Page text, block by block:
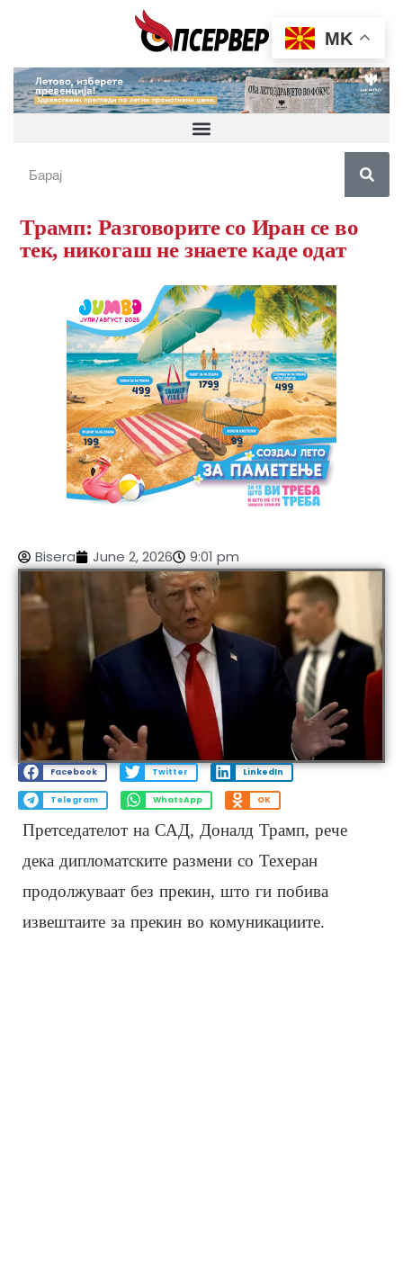
Трамп: Разговорите со Иран се во
тек, никогаш не знаете каде одат
Bisera June 2, 2026 9:01 pm
Facebook Twitter LinkedIn
Telegram WhatsApp OK
Претседателот на САД, Доналд Трамп, рече
дека дипломатските размени со Техеран
продолжуваат без прекин, што ги побива
извештаите за прекин во комуникациите.
MK